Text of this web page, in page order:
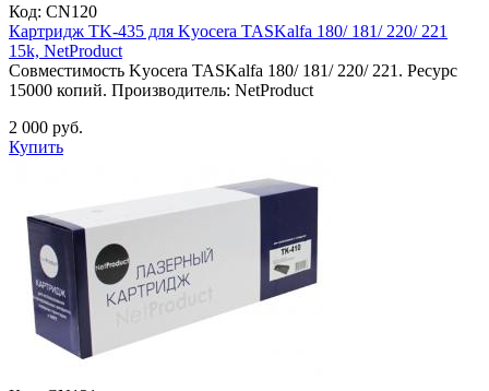
Код: CN120
Картридж TK-435 для Kyocera TASKalfa 180/ 181/ 220/ 221
15k, NetProduct
Совместимость Kyocera TASKalfa 180/ 181/ 220/ 221. Ресурс
15000 копий. Производитель: NetProduct
2 000 руб.
Купить